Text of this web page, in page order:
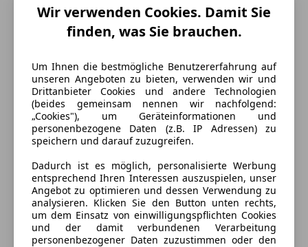
Energieverbrauch
Schadstoffklasse
Euro 6c
Wir verwenden Cookies. Damit Sie
finden, was Sie brauchen.
Um Ihnen die bestmögliche Benutzererfahrung auf
unseren Angeboten zu bieten, verwenden wir und
Drittanbieter Cookies und andere Technologien
(beides gemeinsam nennen wir nachfolgend:
„Cookies"), um Geräteinformationen und
personenbezogene Daten (z.B. IP Adressen) zu
speichern und darauf zuzugreifen.
Dadurch ist es möglich, personalisierte Werbung
entsprechend Ihren Interessen auszuspielen, unser
Angebot zu optimieren und dessen Verwendung zu
analysieren. Klicken Sie den Button unten rechts,
um dem Einsatz von einwilligungspflichten Cookies
und der damit verbundenen Verarbeitung
personenbezogener Daten zuzustimmen oder den